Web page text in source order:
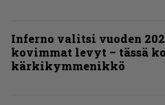
Inferno valitsi vuoden
kovimmat levyt – tässä
kärkikymmenikkö